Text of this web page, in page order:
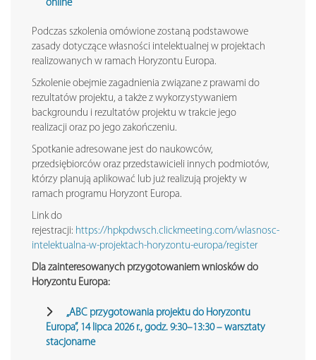
online
Podczas szkolenia omówione zostaną podstawowe
zasady dotyczące własności intelektualnej w projektach
realizowanych w ramach Horyzontu Europa.
Szkolenie obejmie zagadnienia związane z prawami do
rezultatów projektu, a także z wykorzystywaniem
backgroundu i rezultatów projektu w trakcie jego
realizacji oraz po jego zakończeniu.
Spotkanie adresowane jest do naukowców,
przedsiębiorców oraz przedstawicieli innych podmiotów,
którzy planują aplikować lub już realizują projekty w
ramach programu Horyzont Europa.
Link do
rejestracji: https://hpkpdwsch.clickmeeting.com/wlasnosc-
intelektualna-w-projektach-horyzontu-europa/register
Dla zainteresowanych przygotowaniem wniosków do
Horyzontu Europa:
„ABC przygotowania projektu do Horyzontu
Europa”, 14 lipca 2026 r., godz. 9:30–13:30 – warsztaty
stacjonarne